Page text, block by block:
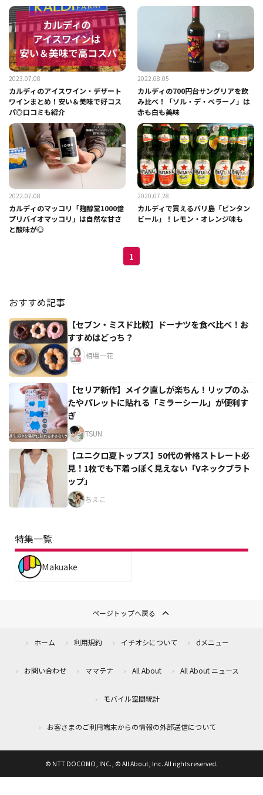
2023.07.08
カルディのアイスワイン・デザート
ワインまとめ！安い＆美味で好コス
パ◎口コミも紹介
2022.08.05
カルディの700円台サングリアを飲
み比べ！「ソル・デ・ベラーノ」は
赤も白も美味
2022.07.08
カルディのマッコリ「麹醇堂1000億
プリバイオマッコリ」は自然な甘さ
と酸味が◎
2020.07.28
カルディで買えるバリ島「ビンタン
ビール」！レモン・オレンジ味も
1
おすすめ記事
【セブン・ミスド比較】ドーナツを食べ比べ！お
すすめはどっち？
相場一花
【セリア新作】メイク直しが楽ちん！リップのふ
たやパレットに貼れる「ミラーシール」が便利す
ぎ
TSUN
【ユニクロ夏トップス】50代の骨格ストレート必
見！1枚でも下着っぽく見えない「Vネックブラト
ップ」
ちえこ
特集一覧
Makuake
ページトップへ戻る
ホーム 利用規約 イチオシについて dメニュー
お問い合わせ ママテナ All About All About ニュース
モバイル空間統計
お客さまのご利用端末からの情報の外部送信について
© NTT DOCOMO, INC., © All About, Inc. All rights reserved.